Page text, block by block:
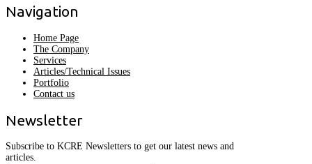
Navigation
Home Page
The Company
Services
Articles/Technical Issues
Portfolio
Contact us
Newsletter
Subscribe to KCRE Newsletters to get our latest news and
articles.